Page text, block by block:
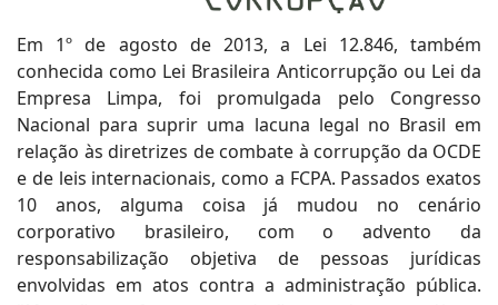
Em 1º de agosto de 2013, a Lei 12.846, também
conhecida como Lei Brasileira Anticorrupção ou Lei da
Empresa Limpa, foi promulgada pelo Congresso
Nacional para suprir uma lacuna legal no Brasil em
relação às diretrizes de combate à corrupção da OCDE
e de leis internacionais, como a FCPA. Passados exatos
10 anos, alguma coisa já mudou no cenário
corporativo brasileiro, com o advento da
responsabilização objetiva de pessoas jurídicas
envolvidas em atos contra a administração pública.